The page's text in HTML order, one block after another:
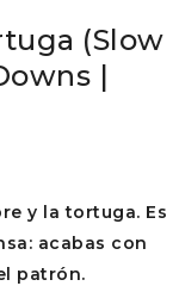
(Slow
|
y la tortuga. Es
acabas con
patrón.